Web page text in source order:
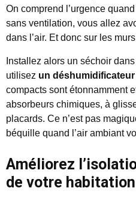
On comprend l’urgence
sans ventilation, vous allez
dans l’air. Et donc sur les
Installez alors un séchoir
utilisez un
compacts sont étonnamment
absorbeurs chimiques, à
placards. Ce n’est pas
béquille quand l’air ambiant
Améliorez
de votre habitation